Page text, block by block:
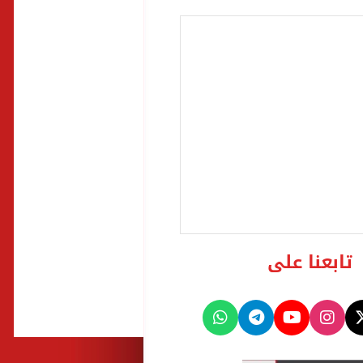
تابعنا على